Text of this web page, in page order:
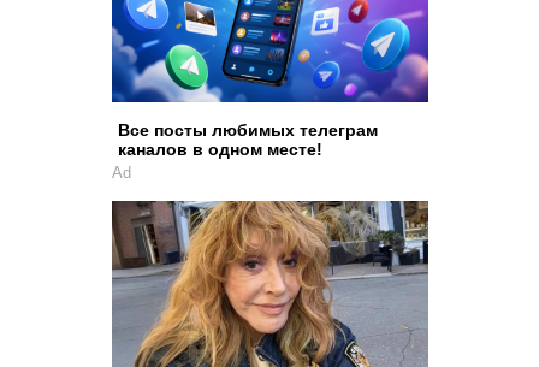
Все посты любимых телеграм
каналов в одном месте!
Ad